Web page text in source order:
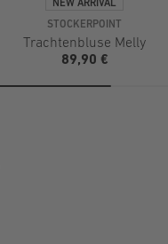
STOCKERPOINT
Trachtenbluse Melly
89,90 €